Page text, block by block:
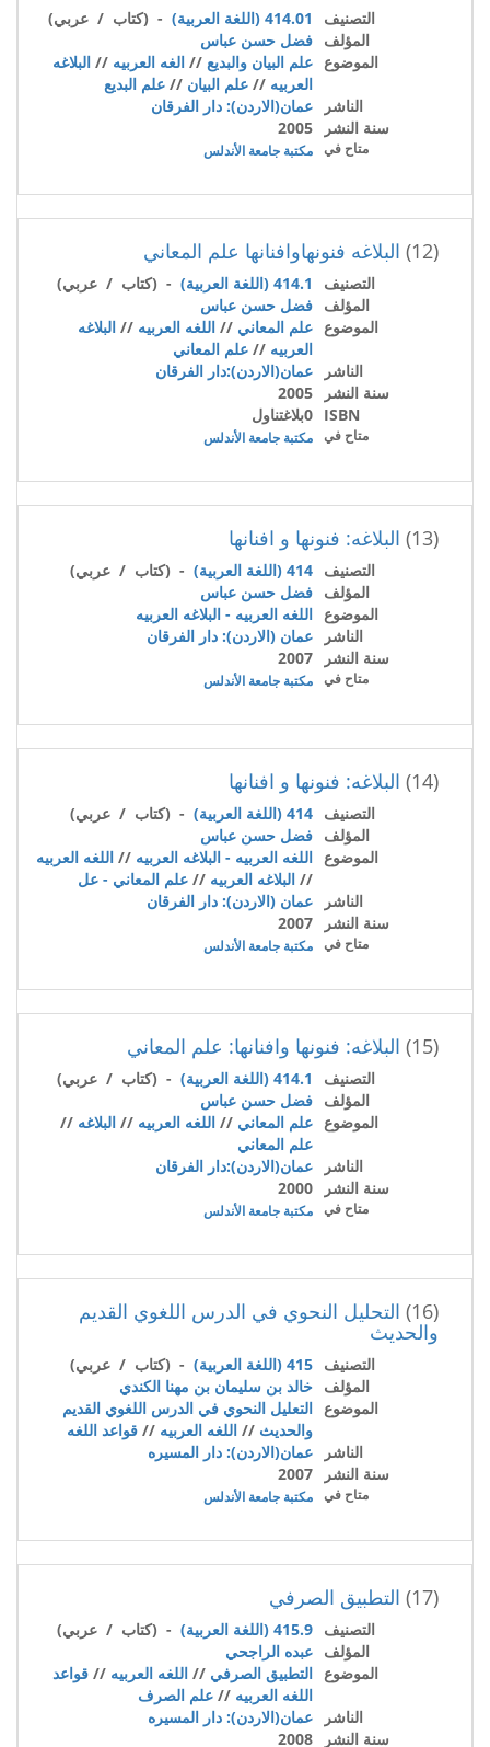
التصنيف 414.01 (اللغة العربية)
- (كتاب / عربي)
المؤلف فضل حسن عباس
الموضوع علم البيان والبديع // الغه العربيه // البلاغه
العربيه // علم البيان // علم البديع
الناشر
عمان(الاردن): دار الفرقان
سنة النشر
2005
متاح في مكتبة جامعة الأندلس
(12) البلاغه فنونهاوافنانها علم المعاني
التصنيف 414.1 (اللغة العربية)
- (كتاب / عربي)
المؤلف فضل حسن عباس
الموضوع علم المعاني // اللغه العربيه // البلاغه
العربيه // علم المعاني
الناشر
عمان(الاردن):دار الفرقان
سنة النشر
2005
ISBN 0بلاغتناول
متاح في مكتبة جامعة الأندلس
(13) البلاغه: فنونها و افنانها
التصنيف 414 (اللغة العربية)
- (كتاب / عربي)
المؤلف فضل حسن عباس
الموضوع اللغه العربيه - البلاغه العربيه
الناشر
عمان (الاردن): دار الفرقان
سنة النشر
2007
متاح في مكتبة جامعة الأندلس
(14) البلاغه: فنونها و افنانها
التصنيف 414 (اللغة العربية)
- (كتاب / عربي)
المؤلف فضل حسن عباس
الموضوع اللغه العربيه - البلاغه العربيه // اللغه العربيه
// البلاغه العربيه // علم المعاني - عل
الناشر
عمان (الاردن): دار الفرقان
سنة النشر
2007
متاح في مكتبة جامعة الأندلس
(15) البلاغه: فنونها وافنانها: علم المعاني
التصنيف 414.1 (اللغة العربية)
- (كتاب / عربي)
المؤلف فضل حسن عباس
الموضوع علم المعاني // اللغه العربيه // البلاغه //
علم المعاني
الناشر
عمان(الاردن):دار الفرقان
سنة النشر
2000
متاح في مكتبة جامعة الأندلس
(16) التحليل النحوي في الدرس اللغوي القديم
والحديث
التصنيف 415 (اللغة العربية)
- (كتاب / عربي)
المؤلف خالد بن سليمان بن مهنا الكندي
الموضوع التعليل النحوي في الدرس اللغوي القديم
والحديث // اللغه العربيه // قواعد اللغه
الناشر
عمان(الاردن): دار المسيره
سنة النشر
2007
متاح في مكتبة جامعة الأندلس
(17) التطبيق الصرفي
التصنيف 415.9 (اللغة العربية)
- (كتاب / عربي)
المؤلف عبده الراجحي
الموضوع التطبيق الصرفي // اللغه العربيه // قواعد
اللغه العربيه // علم الصرف
الناشر
عمان(الاردن): دار المسيره
سنة النشر
2008